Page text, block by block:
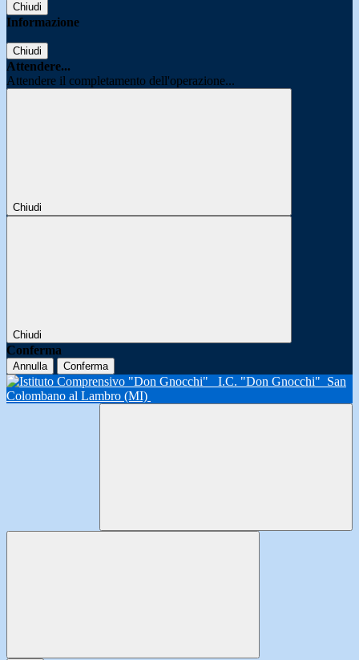
Chiudi
Informazione
Chiudi
Attendere...
Attendere il completamento dell'operazione...
Chiudi
Chiudi
Conferma
Annulla Conferma
I.C. "Don Gnocchi" San
Colombano al Lambro (MI)